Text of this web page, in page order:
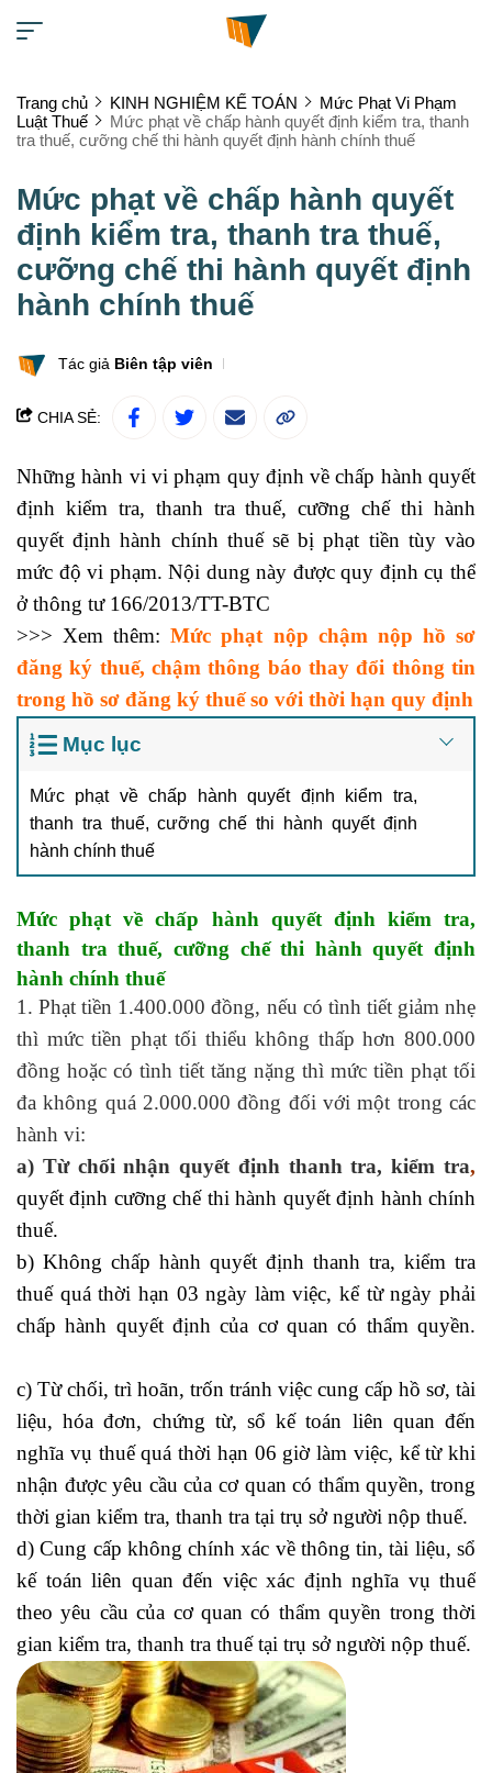
Trang chủ KINH NGHIỆM KẾ TOÁN
Mức Phạt Vi Phạm
Luật Thuế
Mức phạt về chấp hành quyết định kiểm tra, thanh
tra thuế, cưỡng chế thi hành quyết định hành chính thuế
Mức phạt về chấp hành quyết
định kiểm tra, thanh tra thuế,
cưỡng chế thi hành quyết định
hành chính thuế
Tác giả Biên tập viên
CHIA SẺ:
Những hành vi vi phạm quy định về chấp hành quyết
định kiểm tra, thanh tra thuế, cưỡng chế thi hành
quyết địnhhành chính thuếsẽ bị phạt tiền tùy vào
mức độ vi phạm. Nội dung này được quy định cụ thể
ở thông tư 166/2013/TT-BTC
>>> Xem thêm:Mức phạt nộp chậm nộp hồ sơ
đăng ký thuế, chậm thông báo thay đổi thông tin
trong hồ sơ đăng ký thuế so với thời hạn quy định
Mục lục
Mức phạt về chấp hành quyết định kiểm tra,
thanh tra thuế, cưỡng chế thi hành quyết định
hành chính thuế
Mức phạt về chấp hành quyết định kiểm tra,
thanh tra thuế, cưỡng chế thi hành quyết định
hành chính thuế
1. Phạt tiền 1.400.000 đồng, nếu có tình tiết giảm nhẹ
thì mức tiền phạt tối thiểu không thấp hơn 800.000
đồng hoặc có tình tiết tăng nặng thì mức tiền phạt tối
đa không quá 2.000.000 đồng đối với một trong các
hành vi:
a) Từ chối nhận quyết định thanh tra, kiểm tra,
quyết định cưỡng chế thi hành quyết định hành chính
thuế.
b) Không chấp hành quyết định thanh tra, kiểm tra
thuế quá thời hạn 03 ngày làm việc, kể từ ngày phải
chấp hành quyết định của cơ quan có thẩm quyền.
c) Từ chối, trì hoãn, trốn tránh việc cung cấp hồ sơ, tài
liệu, hóa đơn, chứng từ, sổ kế toán liên quan đến
nghĩa vụ thuế quá thời hạn 06 giờ làm việc, kể từ khi
nhận được yêu cầu của cơ quan có thẩm quyền, trong
thời gian kiểm tra, thanh tra tại trụ sở người nộp thuế.
d) Cung cấp không chính xác về thông tin, tài liệu, sổ
kế toán liên quan đến việc xác định nghĩa vụ thuế
theo yêu cầu của cơ quan có thẩm quyền trong thời
gian kiểm tra, thanh tra thuế tại trụ sở người nộp thuế.